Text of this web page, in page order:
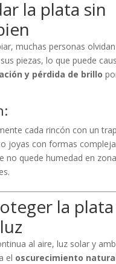
la plata sin
muchas personas
piezas, lo que puede
y pérdida de brillo
cada rincón con un
joyas con formas
no quede humedad en
la
al aire, luz solar y
el oscurecimiento